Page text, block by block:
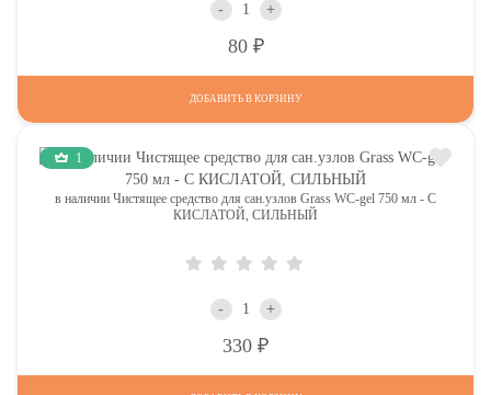
- +
80
ДОБАВИТЬ В КОРЗИНУ
1
в наличии Чистящее средство для сан.узлов Grass WC-gel 750 мл - С
КИСЛАТОЙ, СИЛЬНЫЙ
- +
330